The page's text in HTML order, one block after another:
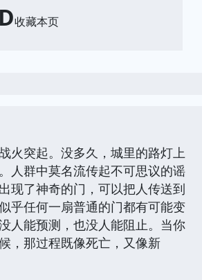
收藏本页
火突起。没多久，城里的路灯上
人群中莫名流传起不可思议的谣
现了神奇的门，可以把人传送到
乎任何一扇普通的门都有可能变
人能预测，也没人能阻止。当你
，那过程既像死亡，又像新